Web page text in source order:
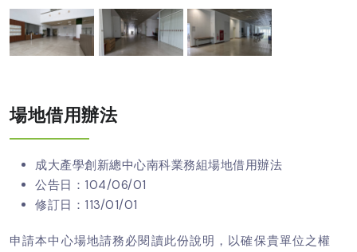
場地借用辦法
成大產學創新總中心南科業務組場地借用辦法
公告日：104/06/01
修訂日：113/01/01
申請本中心場地請務必閱讀此份說明，以確保貴單位之權